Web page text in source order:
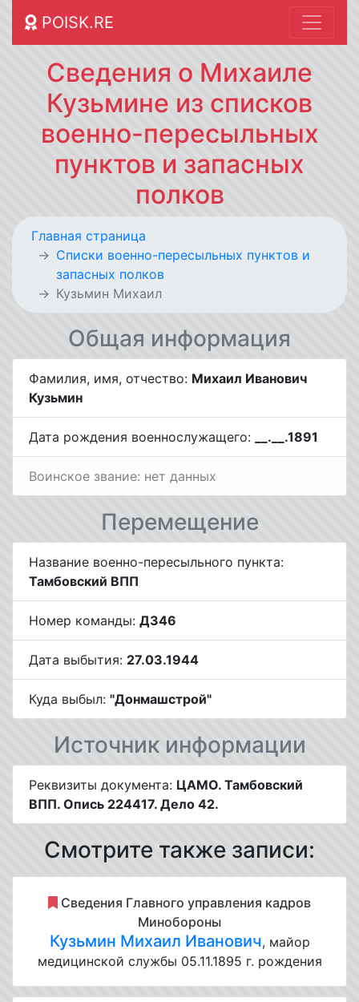
POISK.RE
Сведения о Михаиле
Кузьмине из списков
военно-пересыльных
пунктов и запасных
полков
Главная страница
Списки военно-пересыльных пунктов и
запасных полков
Кузьмин Михаил
Общая информация
Фамилия, имя, отчество: Михаил Иванович
Кузьмин
Дата рождения военнослужащего: __.__.1891
Воинское звание: нет данных
Перемещение
Название военно-пересыльного пункта:
Тамбовский ВПП
Номер команды: Д346
Дата выбытия: 27.03.1944
Куда выбыл: "Донмашстрой"
Источник информации
Реквизиты документа: ЦАМО. Тамбовский
ВПП. Опись 224417. Дело 42.
Смотрите также записи:
Cведения Главного управления кадров
Минобороны
Кузьмин Михаил Иванович, майор
медицинской службы 05.11.1895 г. рождения